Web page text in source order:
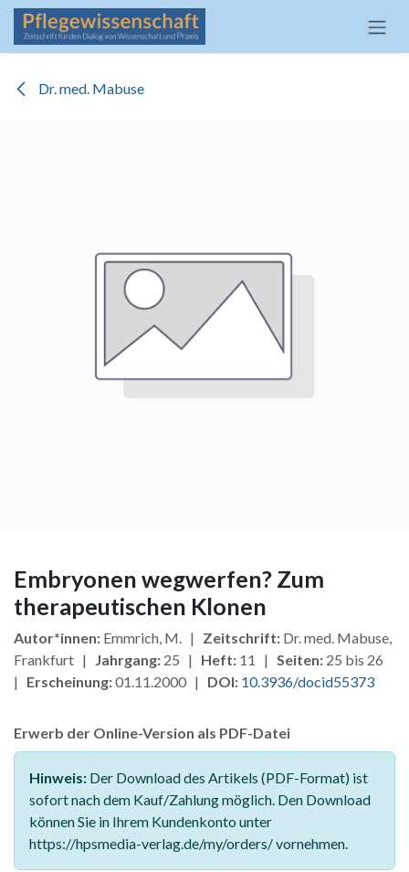
Zum Inhalt springen
Dr. med. Mabuse
Embryonen wegwerfen? Zum
therapeutischen Klonen
Autor*innen: Emmrich, M. | Zeitschrift: Dr. med. Mabuse,
Frankfurt | Jahrgang: 25 | Heft: 11 | Seiten: 25 bis 26
| Erscheinung:01.11.2000 | DOI: 10.3936/docid55373
Erwerb der Online-Version als PDF-Datei
Hinweis: Der Download des Artikels (PDF-Format) ist
sofort nach dem Kauf/Zahlung möglich. Den Download
können Sie in Ihrem Kundenkonto unter
https://hpsmedia-verlag.de/my/orders/ vornehmen.